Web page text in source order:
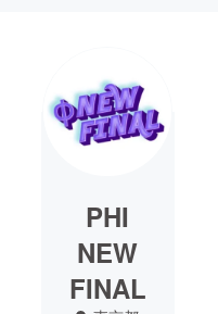
PHI
NEW
FINAL